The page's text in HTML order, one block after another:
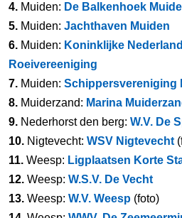
4. Muiden: De Balkenhoek
5. Muiden: Jachthaven Muiden
6. Muiden: Koninklijke
Roeivereeniging
7. Muiden: Schippersvereniging
8. Muiderzand: Marina
9. Nederhorst den berg: W.V. De
10. Nigtevecht: WSV Nigtevecht
11. Weesp: Ligplaatsen Korte
12. Weesp: W.S.V. De Vecht
13. Weesp: W.V. Weesp (foto)